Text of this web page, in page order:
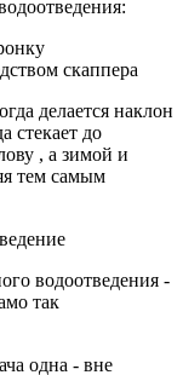
делается наклон
стекает до
, а зимой и
тем самым
водоотведения -
так
одна - вне